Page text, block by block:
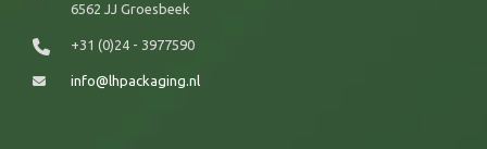
6562 JJ Groesbeek
+31 (0)24 - 3977590
info@lhpackaging.nl